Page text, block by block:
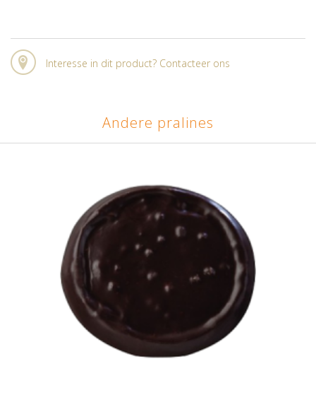
Interesse in dit product? Contacteer ons
Andere pralines